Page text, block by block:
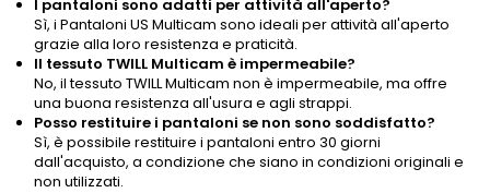
I pantaloni sono adatti per attività all'aperto?
Sì, i Pantaloni US Multicam sono ideali per attività all'aperto
grazie alla loro resistenza e praticità.
Il tessuto TWILL Multicam è impermeabile?
No, il tessuto TWILL Multicam non è impermeabile, ma offre
una buona resistenza all'usura e agli strappi.
Posso restituire i pantaloni se non sono soddisfatto?
Sì, è possibile restituire i pantaloni entro 30 giorni
dall'acquisto, a condizione che siano in condizioni originali e
non utilizzati.